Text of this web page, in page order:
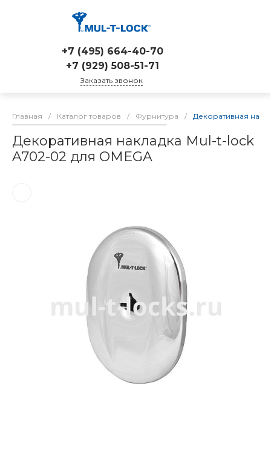
+7 (495) 664-40-70
+7 (929) 508-51-71
Заказать звонок
Главная / Каталог товаров / Фурнитура / Декоративная
Декоративная накладка Mul-t-lock
A702-02 для OMEGA